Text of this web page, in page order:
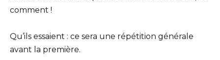
comment !
Qu’ils essaient : ce sera une répétition générale
avant la première.